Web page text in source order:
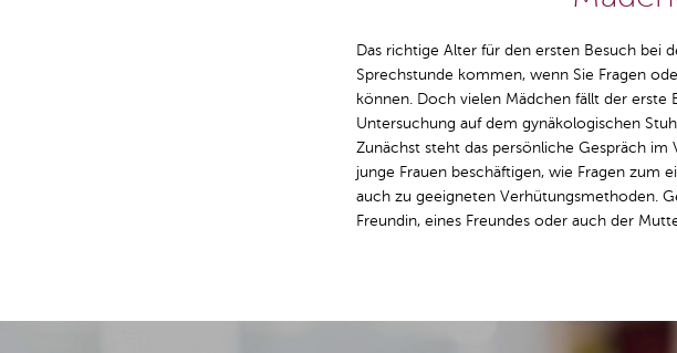
Das richtige Alter für den ersten Besuch bei
Sprechstunde kommen, wenn Sie Fragen
können. Doch vielen Mädchen fällt der erste
Untersuchung auf dem gynäkologischen
Zunächst steht das persönliche Gespräch
junge Frauen beschäftigen, wie Fragen zum
auch zu geeigneten Verhütungsmethoden.
Freundin, eines Freundes oder auch der